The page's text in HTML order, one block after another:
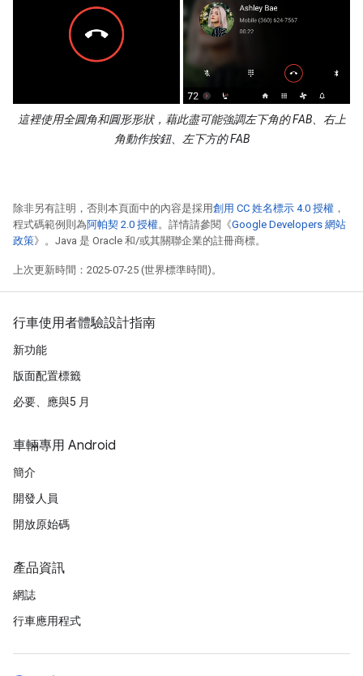
這裡使用全圓角和圓形形狀，藉此盡可能強調左下角的 FAB、右上
角動作按鈕、左下方的 FAB
除非另有註明，否則本頁面中的內容是採用創用 CC 姓名標示 4.0 授權 ，
程式碼範例則為阿帕契 2.0 授權。詳情請參閱《Google Developers 網站
政策》。Java 是 Oracle 和/或其關聯企業的註冊商標。
上次更新時間：2025-07-25 (世界標準時間)。
行車使用者體驗設計指南
新功能
版面配置標籤
必要、應與5 月
車輛專用 Android
簡介
開發人員
開放原始碼
產品資訊
網誌
行車應用程式